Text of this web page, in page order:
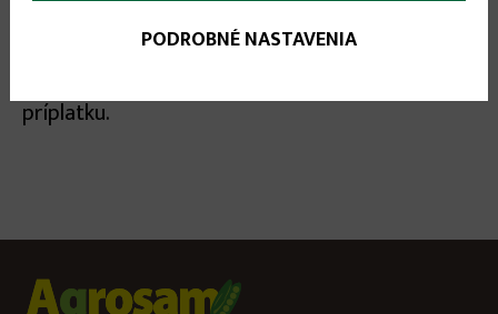
Hmotnosti položiek kategórie "tovar vysokej
príplatku.
PODROBNÉ NASTAVENIA